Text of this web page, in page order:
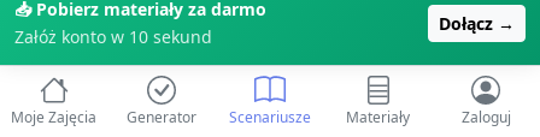
📥 Pobierz materiały za darmo
Załóż konto w 10 sekund
Dołącz →
Moje Zajęcia Generator Scenariusze Materiały Zaloguj